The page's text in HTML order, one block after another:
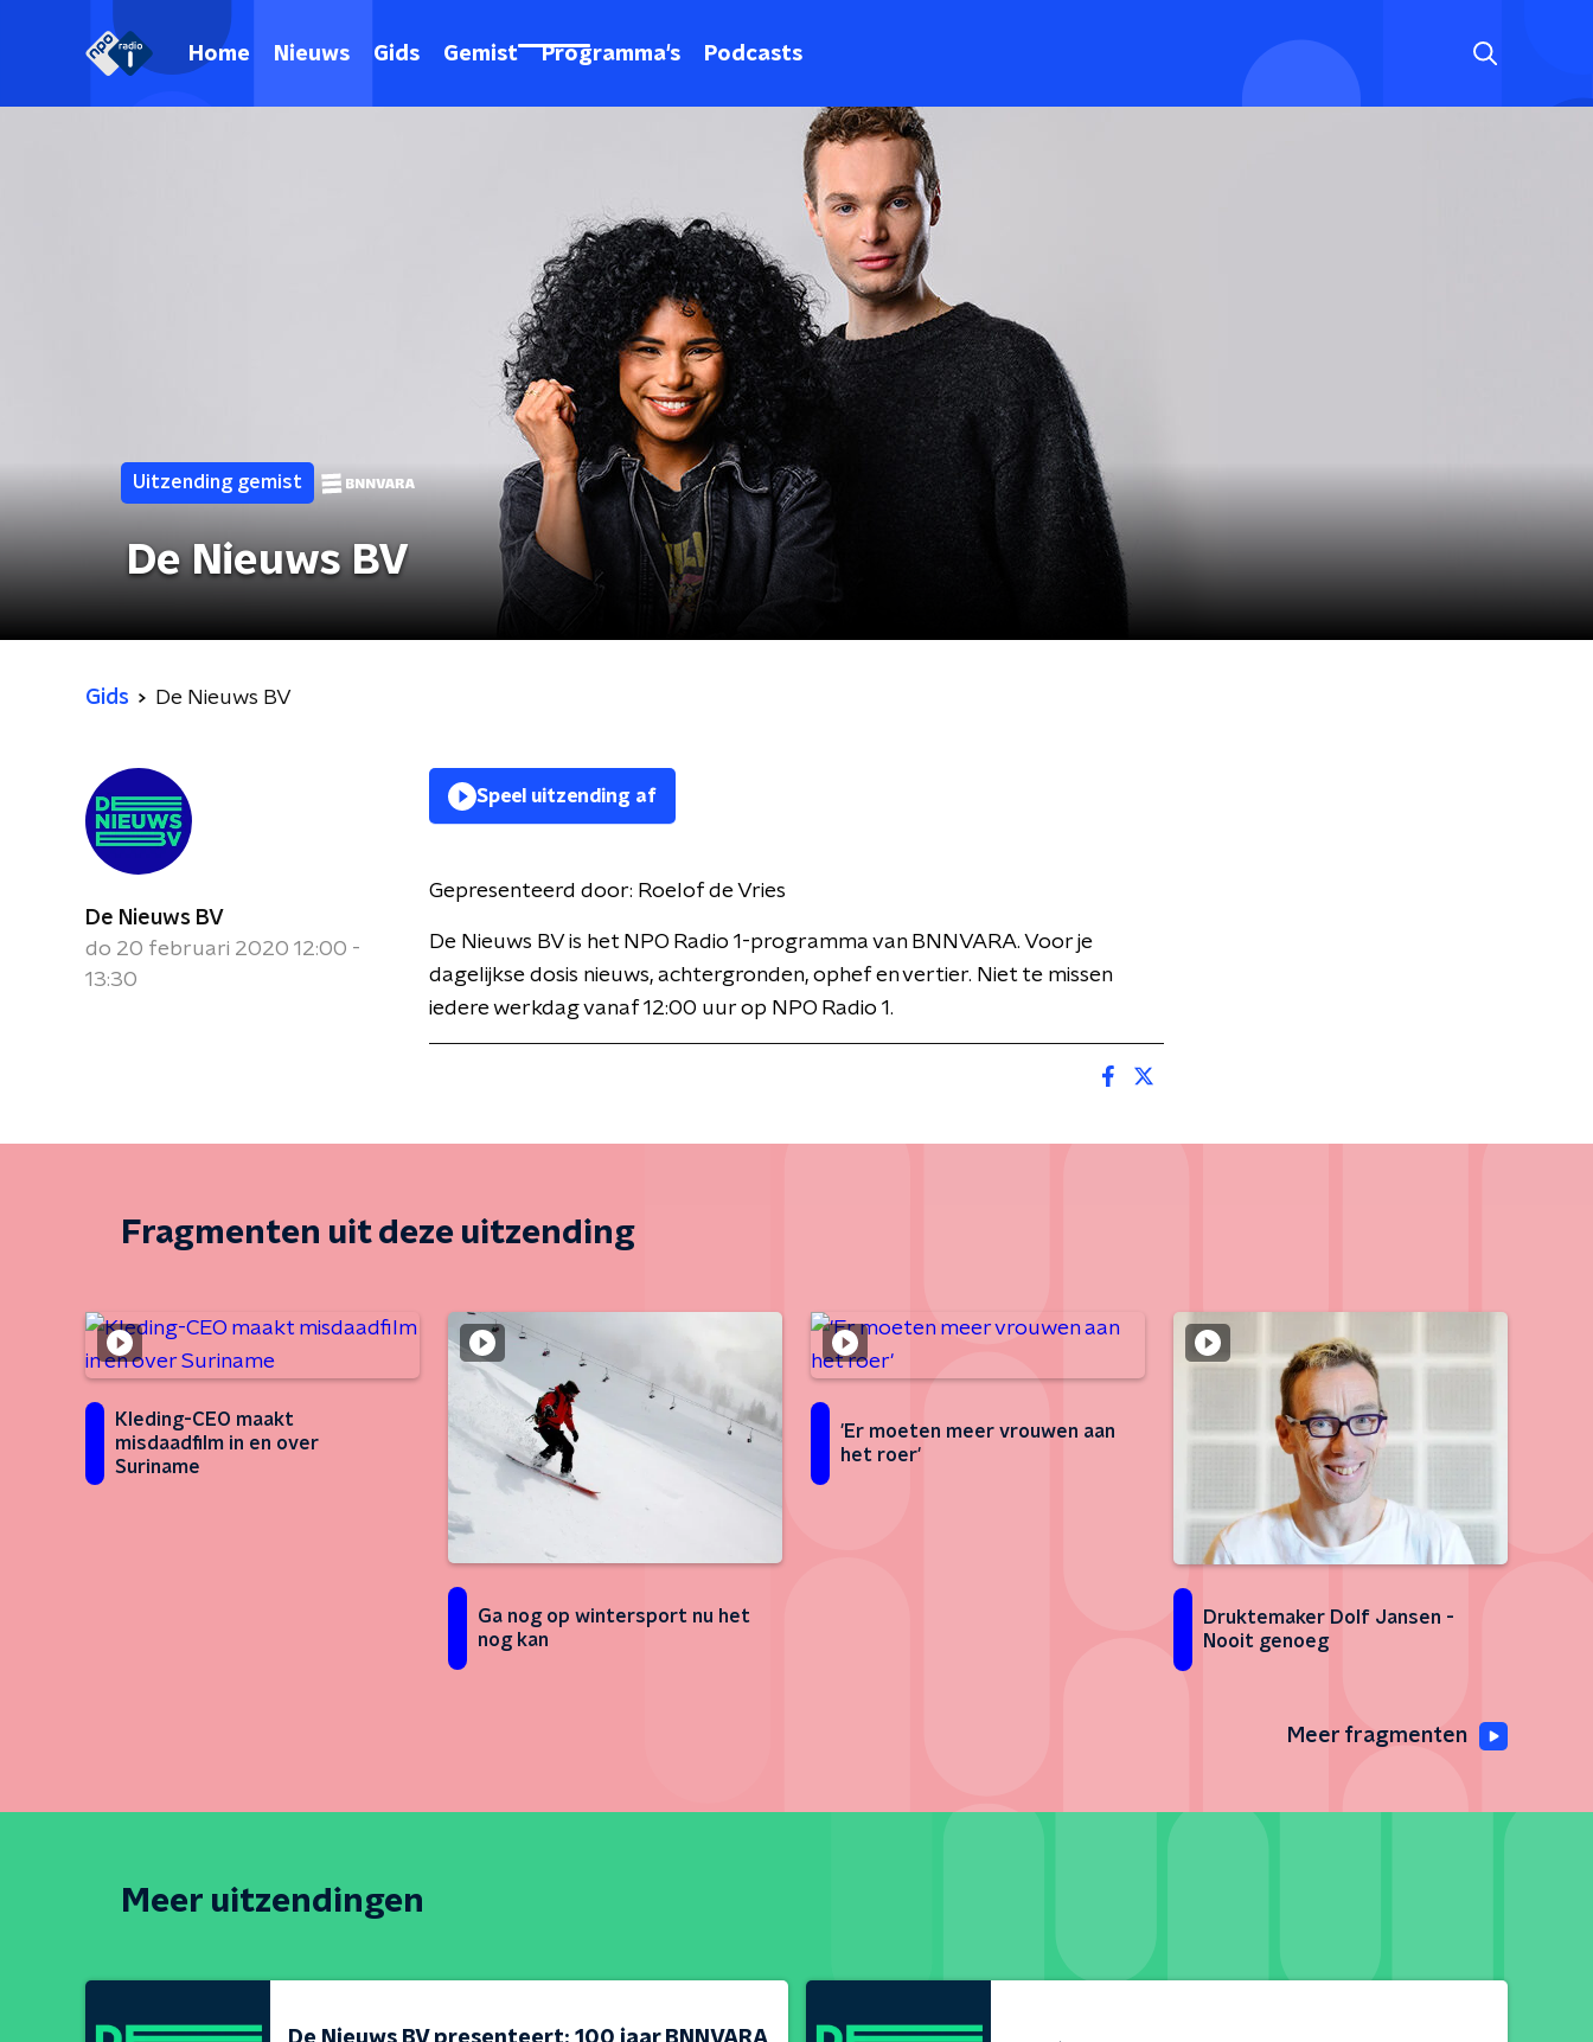
Home Nieuws Gids Gemist Programma's Podcasts
Uitzending gemist
De Nieuws BV
Gids De Nieuws BV
De Nieuws BV
do 20 februari 2020 12:00 -
13:30
Speel uitzending af
Gepresenteerd door: Roelof de Vries
De Nieuws BV is het NPO Radio 1-programma van BNNVARA. Voor je
dagelijkse dosis nieuws, achtergronden, ophef en vertier. Niet te missen
iedere werkdag vanaf 12:00 uur op NPO Radio 1.
Fragmenten uit deze uitzending
Kleding-CEO maakt
misdaadfilm in en over
Suriname
Ga nog op wintersport nu het
nog kan
'Er moeten meer vrouwen aan
het roer'
Druktemaker Dolf Jansen -
Nooit genoeg
Meer fragmenten
Meer uitzendingen